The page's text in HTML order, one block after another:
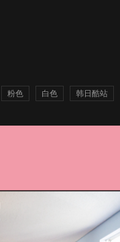
粉色 白色 韩日酷站